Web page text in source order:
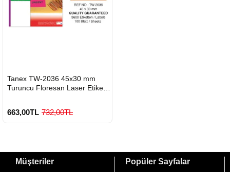
GÖNDERİ
Tanex TW-2036 45x30 mm
Turuncu Floresan Laser Etiket
663,00TL 732,00TL
Müşteriler Popüler Sayfalar